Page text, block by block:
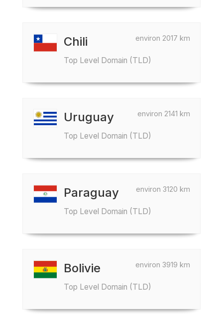
environ 2017 km
Chili
Top Level Domain (TLD)
environ 2141 km
Uruguay
Top Level Domain (TLD)
environ 3120 km
Paraguay
Top Level Domain (TLD)
environ 3919 km
Bolivie
Top Level Domain (TLD)